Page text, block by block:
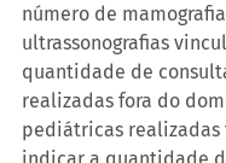
número de
ultrassonografias
quantidade de
realizadas fora do
pediátricas